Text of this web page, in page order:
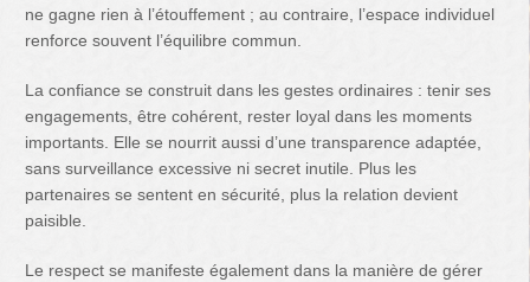
ne gagne rien à l’étouffement ; au contraire, l’espace individuel
renforce souvent l’équilibre commun.
La confiance se construit dans les gestes ordinaires : tenir ses
engagements, être cohérent, rester loyal dans les moments
importants. Elle se nourrit aussi d’une transparence adaptée,
sans surveillance excessive ni secret inutile. Plus les
partenaires se sentent en sécurité, plus la relation devient
paisible.
Le respect se manifeste également dans la manière de gérer